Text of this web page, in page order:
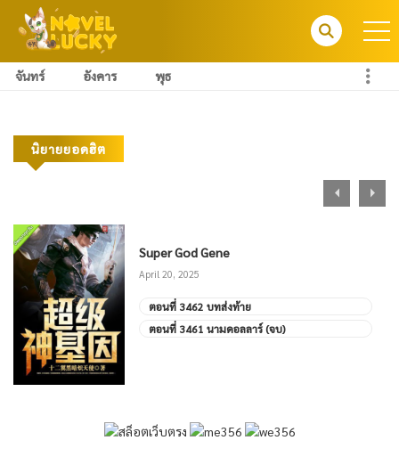
จันทร์ อังคาร พุธ
นิยายยอดฮิต
Super God Gene
April 20, 2025
ตอนที่ 3462 บทส่งท้าย
ตอนที่ 3461 นามดอลลาร์ (จบ)